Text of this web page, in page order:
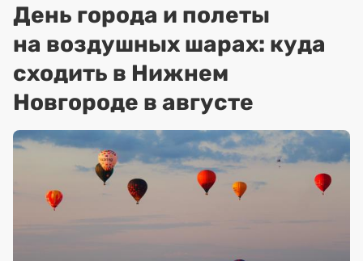
День города и полеты
на воздушных шарах: куда
сходить в Нижнем
Новгороде в августе